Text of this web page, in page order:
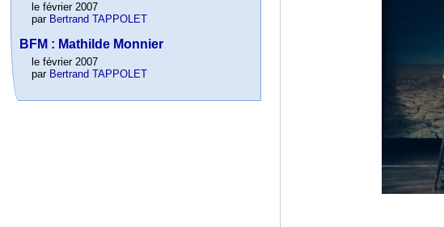
le février 2007
par Bertrand TAPPOLET
BFM : Mathilde Monnier
le février 2007
par Bertrand TAPPOLET